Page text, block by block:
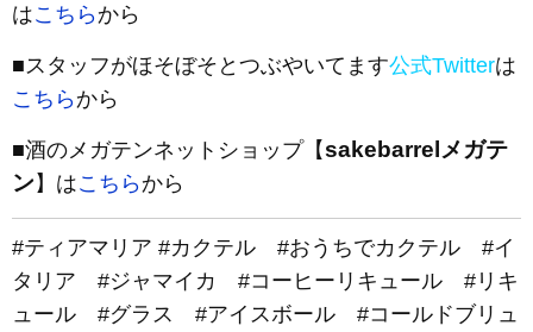
はこちらから
■スタッフがほそぼそとつぶやいてます公式Twitterは
こちらから
■酒のメガテンネットショップ【sakebarrelメガテ
ン 】はこちらから
#ティアマリア #カクテル #おうちでカクテル #イ
タリア #ジャマイカ #コーヒーリキュール #リキ
ュール #グラス #アイスボール #コールドブリュ